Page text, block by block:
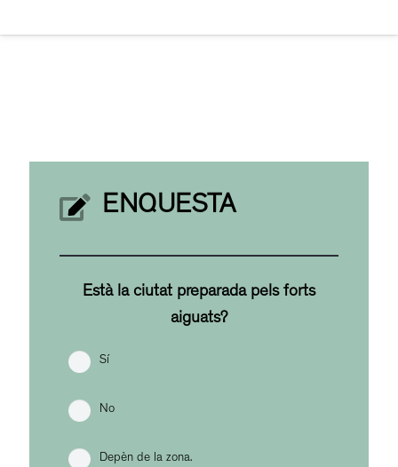
ENQUESTA
Està la ciutat preparada pels forts
aiguats?
Sí
No
Depèn de la zona.